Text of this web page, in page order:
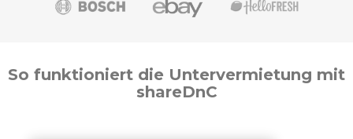
So funktioniert die Untervermietung mit
shareDnC